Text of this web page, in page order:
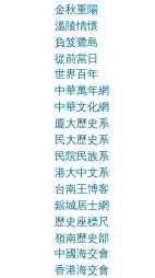
金秋重陽
溫陵情懷
負笈鷺島
從前當日
世界百年
中華萬年網
中華文化網
廈大歷史系
民大歷史系
民院民族系
港大中文系
台南王博客
銀城居士網
歷史座標尺
嶺南歷史部
中國海交會
香港海交會